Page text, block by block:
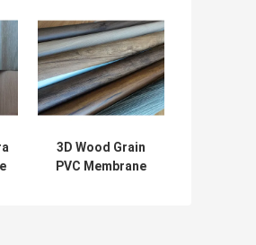
3D Wood Grain
PVC Membrane